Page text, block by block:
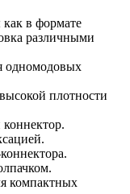
в формате
различными
одномодовых
плотности
компактных